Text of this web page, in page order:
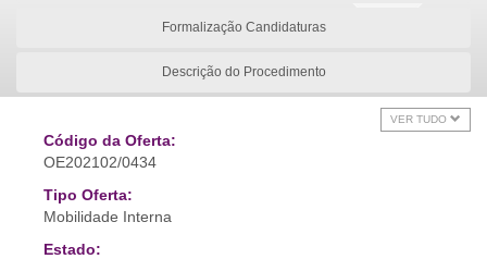
Formalização Candidaturas
Descrição do Procedimento
VER TUDO
Código da Oferta:
OE202102/0434
Tipo Oferta:
Mobilidade Interna
Estado: